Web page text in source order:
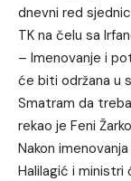
dnevni red
TK na čelu sa
– Imenovanje i
će biti održana u
Smatram da
rekao je Feni
Nakon
Halilagić i